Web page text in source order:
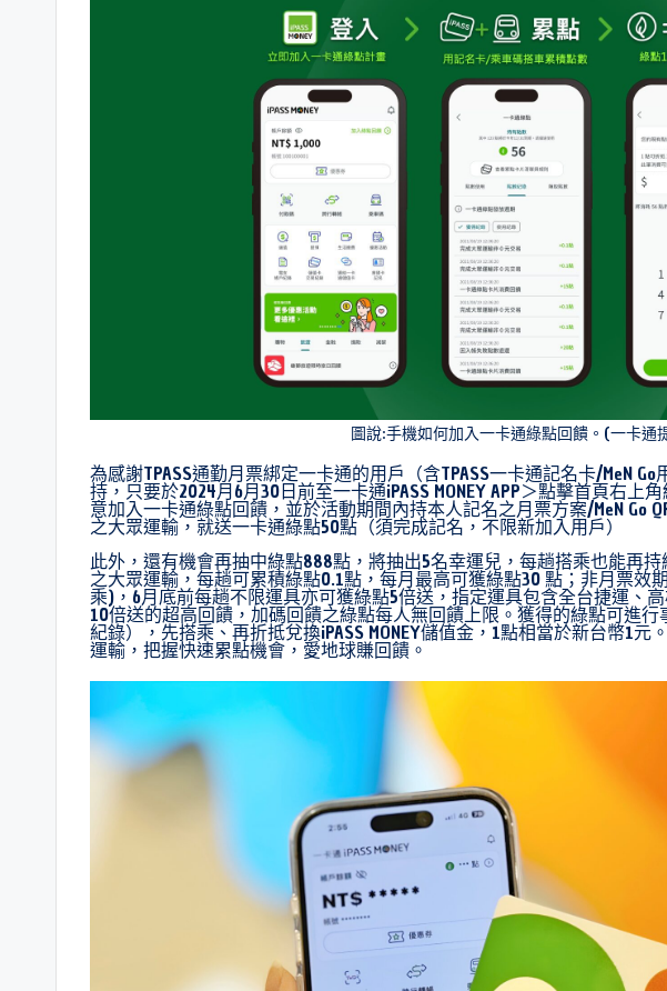
圖說:手機如何加入一卡通綠點回饋。(一卡通
為感謝TPASS通勤月票綁定一卡通的用戶（含TPASS一卡通記名卡/MeN Go
持，只要於2024月6月30日前至一卡通iPASS MONEY APP＞點擊首頁右上角
意加入一卡通綠點回饋，並於活動期間內持本人記名之月票方案/MeN Go
之大眾運輸，就送一卡通綠點50點（須完成記名，不限新加入用戶）
此外，還有機會再抽中綠點888點，將抽出5名幸運兒，每趟搭乘也能再
之大眾運輸，每趟可累積綠點0.1點，每月最高可獲綠點30 點；非月票效
乘)，6月底前每趟不限運具亦可獲綠點5倍送，指定運具包含全台捷運、
10倍送的超高回饋，加碼回饋之綠點每人無回饋上限。獲得的綠點可進
紀錄），先搭乘、再折抵兌換iPASS MONEY儲值金，1點相當於新台幣1元
運輸，把握快速累點機會，愛地球賺回饋。